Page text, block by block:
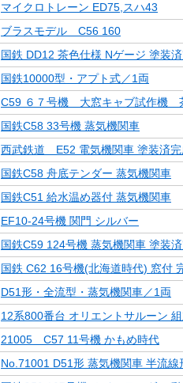
マイクロトレーン ED75,スハ43
ブラスモデル C56 160
国鉄 DD12 茶色仕様 Nゲージ 塗装
国鉄10000型・アプト式／1両
C59 ６７号機 大窓キャブ試作機
国鉄C58 33号機 蒸気機関車
西武鉄道 E52 電気機関車 塗装済完
国鉄C58 舟底テンダー 蒸気機関車
国鉄C51 給水温め器付 蒸気機関車
EF10-24号機 関門 シルバー
国鉄C59 124号機 蒸気機関車 塗装
国鉄 C62 16号機(北海道時代) 窓付
D51形・全流型・蒸気機関車／1両
12系800番台 オリエントサルーン
21005 C57 11号機 かもめ時代
No.71001 D51形 蒸気機関車 半流線